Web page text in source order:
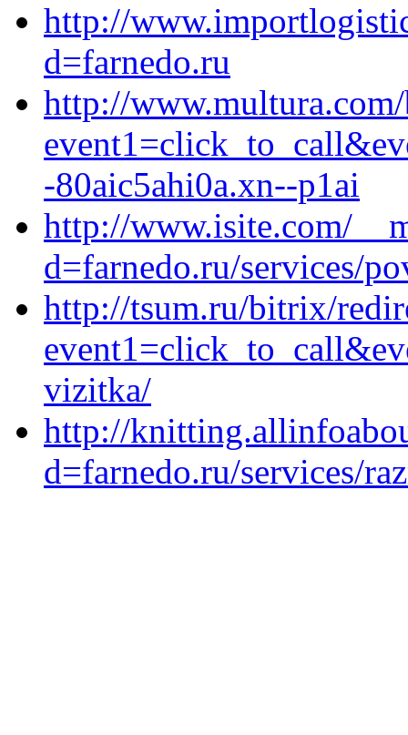
http://
d=farnedo.ru
http://
-80aic5ahi0a.xn--p1ai
http://www.isite.com/
d=farnedo.ru/services/
http://tsum.ru/bitrix/
vizitka/
http://
d=farnedo.ru/services/